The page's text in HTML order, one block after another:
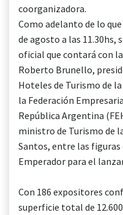
coorganizadora.
Como adelanto de lo
de agosto a las 11.30hs,
oficial que contará con
Roberto Brunello,
Hoteles de Turismo de
la Federación
República Argentina
ministro de Turismo de
Santos, entre las
Emperador para el
Con 186 expositores
superficie total de